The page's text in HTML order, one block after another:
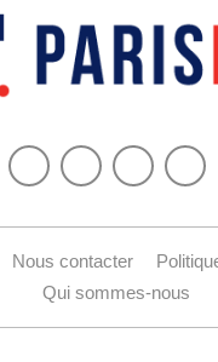
Nous contacter
Qui sommes-nous